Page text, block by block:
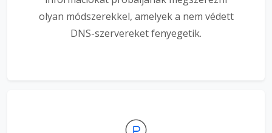
olyan módszerekkel, amelyek a nem védett
DNS-szervereket fenyegetik.